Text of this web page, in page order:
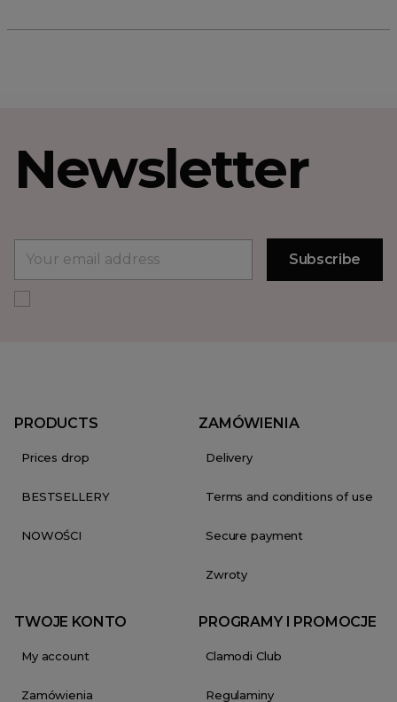
Newsletter
PRODUCTS
Prices drop
BESTSELLERY
NOWOŚCI
ZAMÓWIENIA
Delivery
Terms and conditions of use
Secure payment
Zwroty
TWOJE KONTO
My account
Zamówienia
PROGRAMY I PROMOCJE
Clamodi Club
Regulaminy